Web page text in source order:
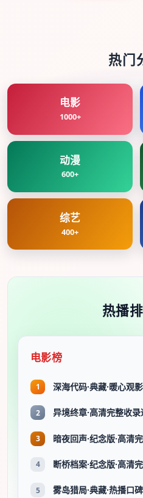
热门
电影
1000+
动漫
600+
综艺
400+
热播
电影榜
1
2 异境终章·高清完整收
3
4
5